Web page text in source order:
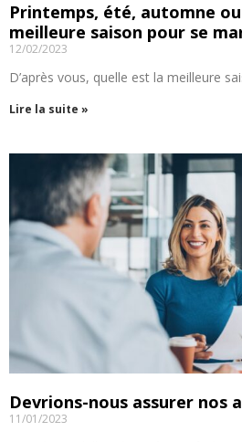
Printemps, été, automne
meilleure saison pour se
12/02/2023
D’après vous, quelle est la meilleure
Lire la suite »
Devrions-nous assurer nos
11/01/2023